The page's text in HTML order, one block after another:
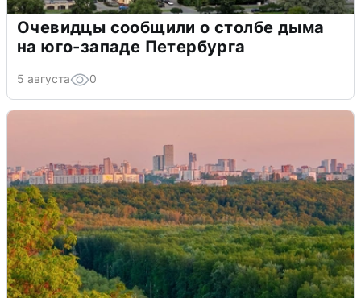
Очевидцы сообщили о столбе дыма
на юго-западе Петербурга
5 августа 0